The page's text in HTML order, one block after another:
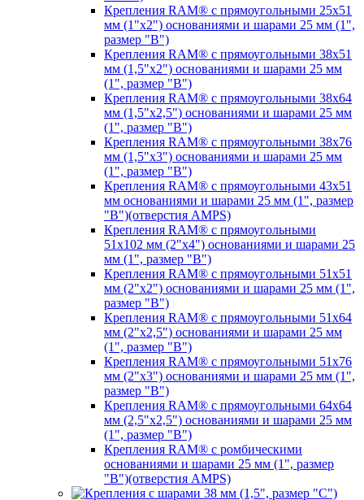
Крепления RAM® с прямоугольными 25х51
мм (1"х2") основаниями и шарами 25 мм (1",
размер "B")
Крепления RAM® с прямоугольными 38х51
мм (1,5"х2") основаниями и шарами 25 мм
(1", размер "B")
Крепления RAM® с прямоугольными 38х64
мм (1,5"х2,5") основаниями и шарами 25 мм
(1", размер "B")
Крепления RAM® с прямоугольными 38х76
мм (1,5"х3") основаниями и шарами 25 мм
(1", размер "B")
Крепления RAM® с прямоугольными 43x51
мм основаниями и шарами 25 мм (1", размер
"B")(отверстия AMPS)
Крепления RAM® с прямоугольными
51х102 мм (2"х4") основаниями и шарами 25
мм (1", размер "B")
Крепления RAM® с прямоугольными 51х51
мм (2"х2") основаниями и шарами 25 мм (1",
размер "B")
Крепления RAM® с прямоугольными 51х64
мм (2"х2,5") основаниями и шарами 25 мм
(1", размер "B")
Крепления RAM® с прямоугольными 51х76
мм (2"х3") основаниями и шарами 25 мм (1",
размер "B")
Крепления RAM® с прямоугольными 64х64
мм (2,5"х2,5") основаниями и шарами 25 мм
(1", размер "B")
Крепления RAM® с ромбическими
основаниями и шарами 25 мм (1", размер
"B")(отверстия AMPS)